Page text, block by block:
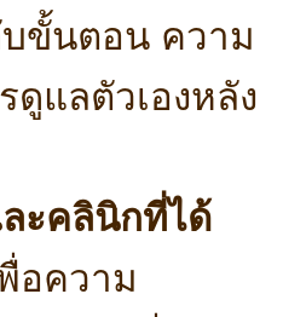
บขั้นตอน ความ
ดูแลตัวเองหลัง
ะคลินิกที่ได้
อความ